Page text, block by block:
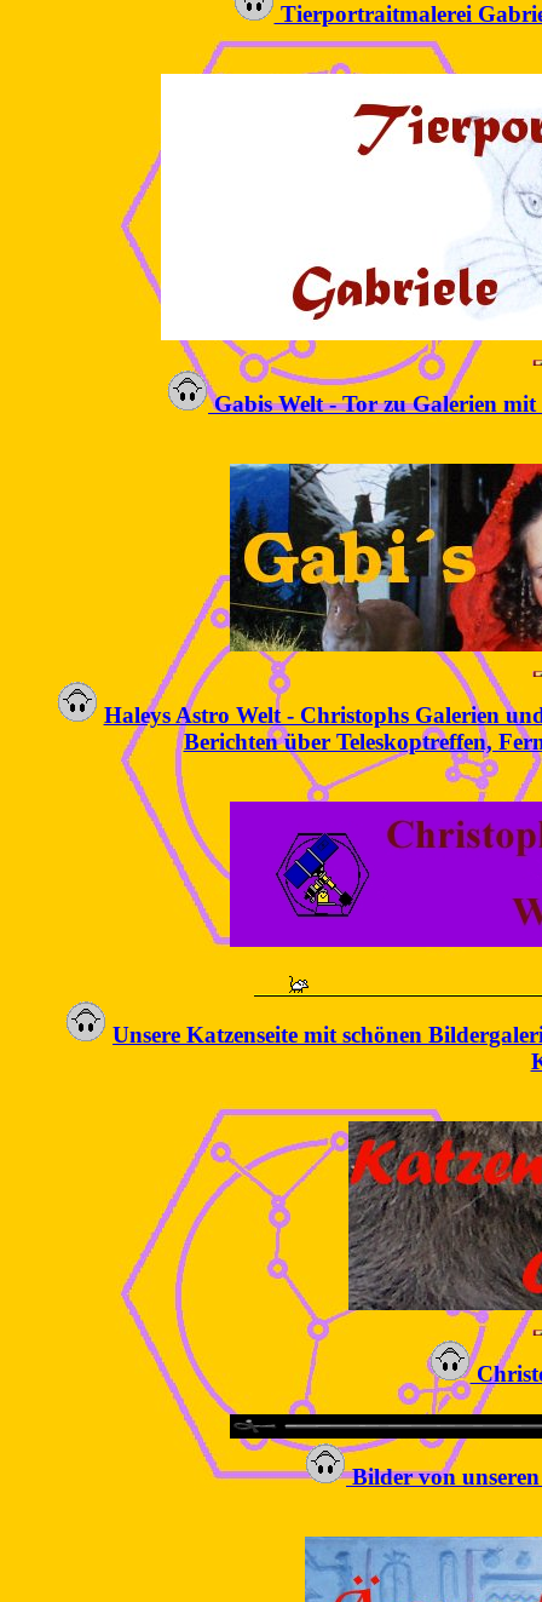
Tierportraitmalerei
Gabis Welt - Tor zu Galerien
Haleys Astro Welt - Christophs Galerien
Berichten über Teleskoptreffen,
Unsere Katzenseite mit schönen
Bilder von